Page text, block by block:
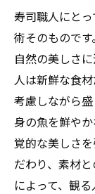
寿司職人にと
術そのもので
自然の美しさ
人は新鮮な食
考慮しながら
身の魚を鮮や
覚的な美しさ
だわり、素材
によって、観